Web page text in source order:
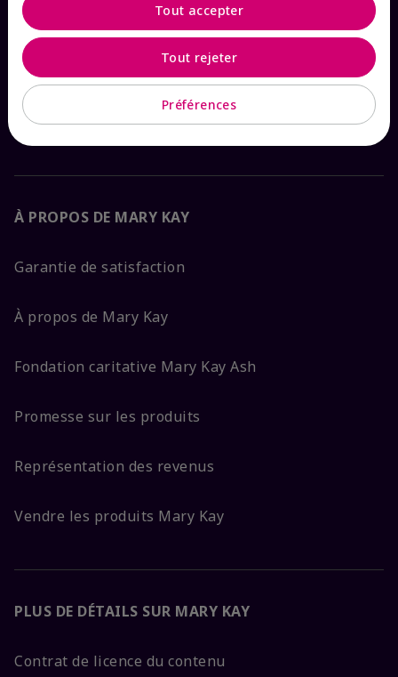
Magasiner dans
Recherche de commande
FAQ
À PROPOS DE MARY KAY
Garantie de satisfaction
À propos de Mary Kay
Fondation caritative Mary Kay Ash
Promesse sur les produits
Représentation des revenus
Vendre les produits Mary Kay
PLUS DE DÉTAILS SUR MARY KAY
Contrat de licence du contenu
Préférences
Tout rejeter
Tout accepter